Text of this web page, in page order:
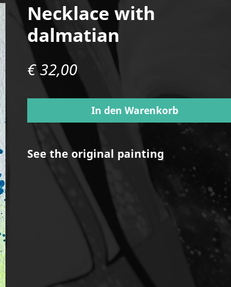
Necklace with
dalmatian
€ 32,00Preis
In den Warenkorb
See the original painting
https://www.markusbuchsbaum.com/dalmati